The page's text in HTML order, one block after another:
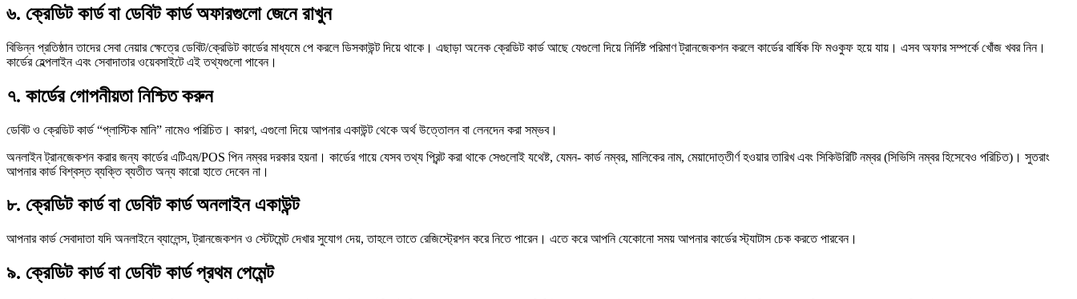
৬. ক্রেডিট কার্ড বা ডেবিট কার্ড অফারগুলো জেনে রাখুন
বিভিন্ন প্রতিষ্ঠান তাদের সেবা নেয়ার ক্ষেত্রে ডেবিট/ক্রেডিট কার্ডের মাধ্যমে পে করলে ডিসকাউন্ট দিয়ে থাকে। এছাড়া অনেক ক্রেডিট কার্ড আছে যেগুলো দিয়ে নির্দিষ্ট পরিমাণ ট্রানজেকশন করলে কার্ডের বার্ষিক ফি মওকুফ হয়ে যায়। এসব অফার সম্পর্কে খোঁজ খবর নিন।
কার্ডের হেল্পলাইন এবং সেবাদাতার ওয়েবসাইটে এই তথ্যগুলো পাবেন।
৭. কার্ডের গোপনীয়তা নিশ্চিত করুন
ডেবিট ও ক্রেডিট কার্ড “প্লাস্টিক মানি” নামেও পরিচিত। কারণ, এগুলো দিয়ে আপনার একাউন্ট থেকে অর্থ উত্তোলন বা লেনদেন করা সম্ভব।
অনলাইন ট্রানজেকশন করার জন্য কার্ডের এটিএম/POS পিন নম্বর দরকার হয়না। কার্ডের গায়ে যেসব তথ্য প্রিন্ট করা থাকে সেগুলোই যথেষ্ট, যেমন- কার্ড নম্বর, মালিকের নাম, মেয়াদোত্তীর্ণ হওয়ার তারিখ এবং সিকিউরিটি নম্বর (সিভিসি নম্বর হিসেবেও পরিচিত)। সুতরাং
আপনার কার্ড বিশ্বস্ত ব্যক্তি ব্যতীত অন্য কারো হাতে দেবেন না।
৮. ক্রেডিট কার্ড বা ডেবিট কার্ড অনলাইন একাউন্ট
আপনার কার্ড সেবাদাতা যদি অনলাইনে ব্যালেন্স, ট্রানজেকশন ও স্টেটমেন্ট দেখার সুযোগ দেয়, তাহলে তাতে রেজিস্ট্রেশন করে নিতে পারেন। এতে করে আপনি যেকোনো সময় আপনার কার্ডের স্ট্যাটাস চেক করতে পারবেন।
৯. ক্রেডিট কার্ড বা ডেবিট কার্ড প্রথম পেমেন্ট